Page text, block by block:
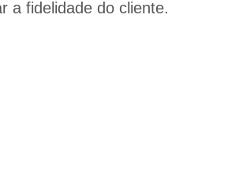
a fidelidade do cliente.